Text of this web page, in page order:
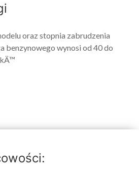
oraz stopnia zabrudzenia
benzynowego wynosi od 40 do